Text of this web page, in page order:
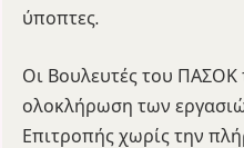
ύποπτες.
Οι Βουλευτές του ΠΑΣΟΚ
ολοκλήρωση των
Επιτροπής χωρίς την